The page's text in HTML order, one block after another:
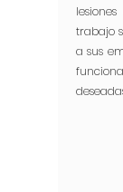
trabajo
a sus